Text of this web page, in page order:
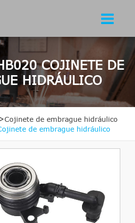
COJINETE DE
HIDRÁULICO
Cojinete de embrague hidráulico
de embrague hidráulico